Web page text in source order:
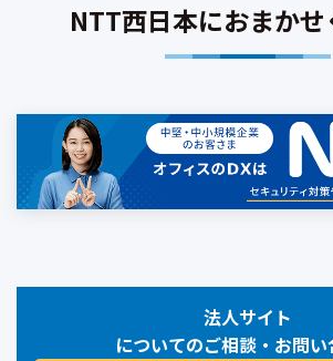
NTT西日本におまか
法人サイト
についてのご相談・お問い